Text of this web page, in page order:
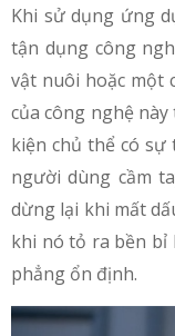
Khi sử dụng ứng
tận dụng công
vật nuôi hoặc một
của công nghệ
kiện chủ thể có sự
người dùng cầm
dừng lại khi mất
khi nó tỏ ra bền
phẳng ổn định.